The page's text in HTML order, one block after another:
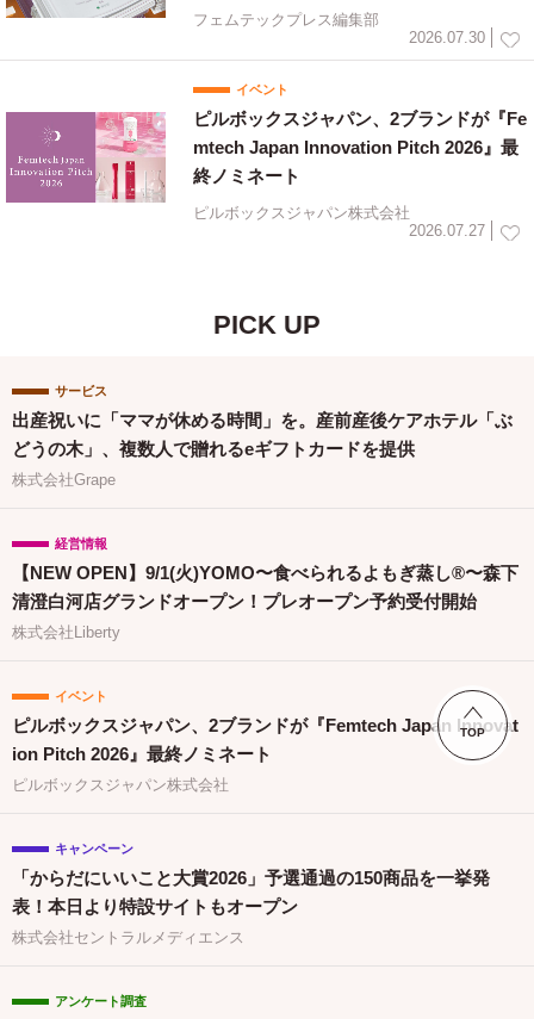
な取り組みが集結
フェムテックプレス編集部
2026.07.30
イベント
ピルボックスジャパン、2ブランドが『Fe
mtech Japan Innovation Pitch 2026』最
終ノミネート
ピルボックスジャパン株式会社
2026.07.27
PICK UP
サービス
出産祝いに「ママが休める時間」を。産前産後ケアホテル「ぶ
どうの木」、複数人で贈れるeギフトカードを提供
株式会社Grape
経営情報
【NEW OPEN】9/1(火)YOMO〜食べられるよもぎ蒸し®〜森下
清澄白河店グランドオープン！プレオープン予約受付開始
株式会社Liberty
イベント
ピルボックスジャパン、2ブランドが『Femtech Japan Innovat
ion Pitch 2026』最終ノミネート
ピルボックスジャパン株式会社
キャンペーン
「からだにいいこと大賞2026」予選通過の150商品を一挙発
表！本日より特設サイトもオープン
株式会社セントラルメディエンス
アンケート調査
TOP